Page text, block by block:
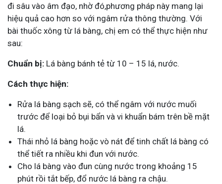
đi sâu vào âm đạo, nhờ đó,phương pháp này mang lại
hiệu quả cao hơn so với ngâm rửa thông thường. Với
bài thuốc xông từ lá bàng, chị em có thể thực hiện như
sau:
Chuẩn bị: Lá bàng bánh tẻ từ 10 – 15 lá, nước.
Cách thực hiện:
Rửa lá bàng sạch sẽ, có thể ngâm với nước muối
trước để loại bỏ bụi bẩn và vi khuẩn bám trên bề mặt
lá.
Thái nhỏ lá bàng hoặc vò nát để tinh chất lá bàng có
thể tiết ra nhiều khi đun với nước.
Cho lá bàng vào đun cùng nước trong khoảng 15
phút rồi tắt bếp, đổ nước lá bàng ra chậu.